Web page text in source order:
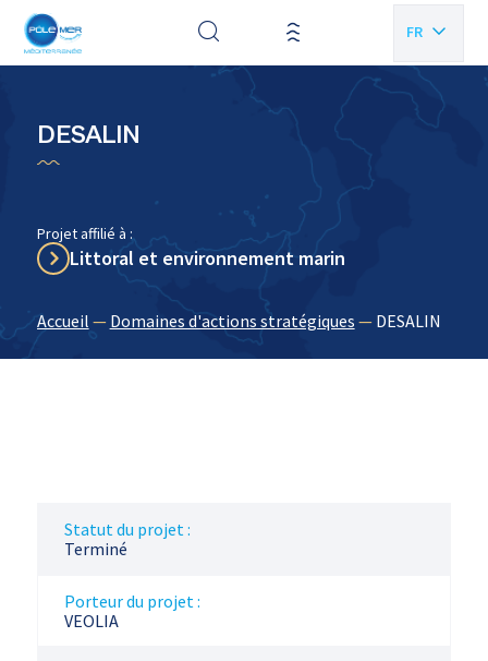
FR
DESALIN
Projet affilié à :
Littoral et environnement marin
Accueil — Domaines d'actions stratégiques — DESALIN
Statut du projet :
Terminé
Porteur du projet :
VEOLIA
Panneau de gestion des cookies